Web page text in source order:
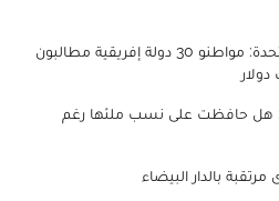
تأشيرة الدخول للولايات المتحدة: مواطنو 30 دولة إفريقية مطالبون
هل حافظت على نسب ملئها رغم
بالدار البيضاء